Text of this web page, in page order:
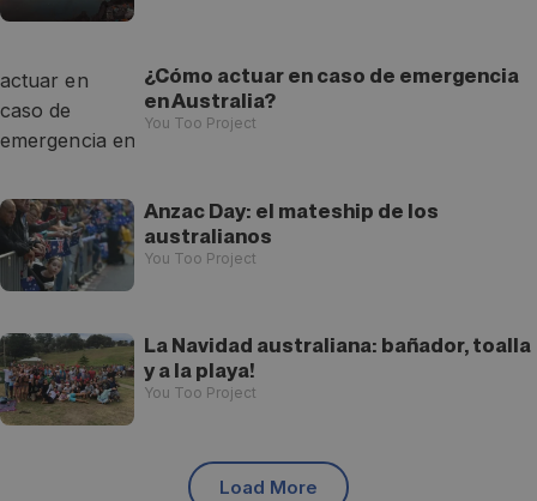
¿Cómo actuar en caso de emergencia
en Australia?
You Too Project
Anzac Day: el mateship de los
australianos
You Too Project
La Navidad australiana: bañador, toalla
y a la playa!
You Too Project
Load More